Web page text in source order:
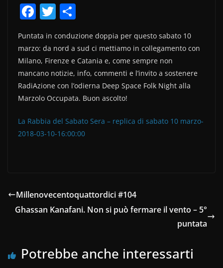
F
c
e
b
o
o
k
T
itt
er
o
n
di
vi
di
Puntata in conduzione doppia per questo sabato 10
marzo: da nord a sud ci mettiamo in collegamento con
Milano, Firenze e Catania e, come sempre non
mancano notizie, info, commenti e l’invito a sostenere
RadiAzione con l’odierna Deep Space Folk Night alla
Marzolo Occupata. Buon ascolto!
La Rabbia del Sabato Sera – replica di sabato 10 marzo-
2018-03-10-16:00:00
Millenovecentoquattordici #104
Ghassan Kanafani. Non si può fermare il vento – 5°
puntata
Potrebbe anche interessarti